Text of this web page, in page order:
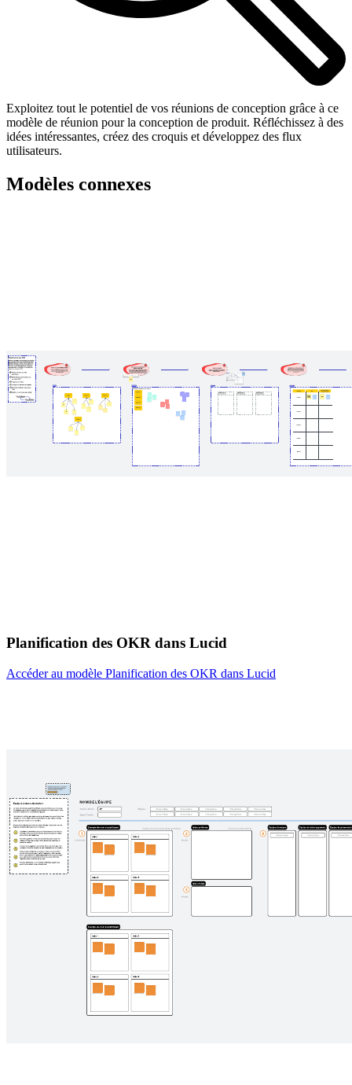
Exploitez tout le potentiel de vos réunions de conception grâce à ce
modèle de réunion pour la conception de produit. Réfléchissez à des
idées intéressantes, créez des croquis et développez des flux
utilisateurs.
Modèles connexes
Planification des OKR dans Lucid
Accéder au modèle Planification des OKR dans Lucid